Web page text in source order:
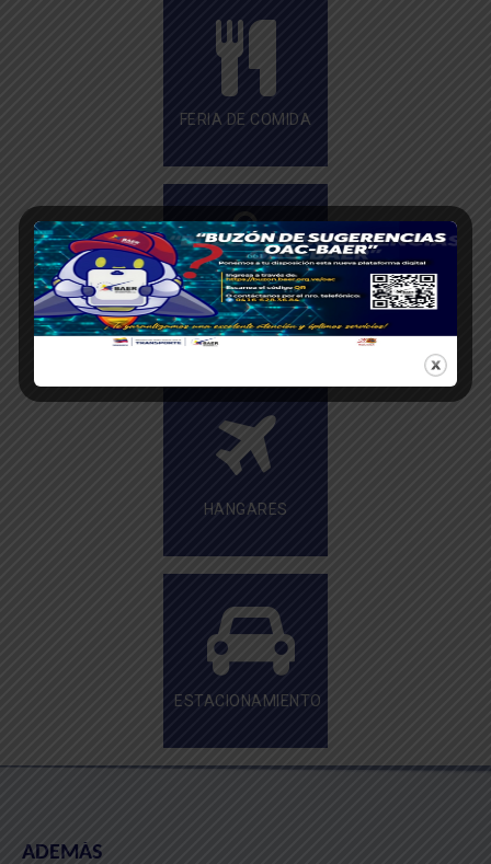
FERIA DE COMIDA
TIENDAS
COMERCIALES
HANGARES
ESTACIONAMIENTO
ADEMÁS